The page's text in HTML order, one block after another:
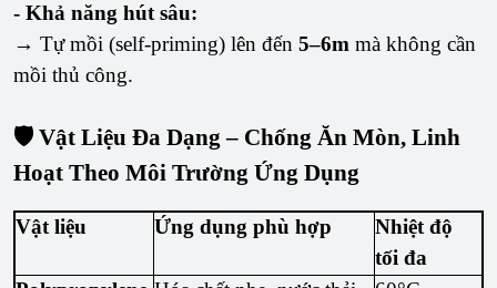
- Khả năng hút sâu:
→ Tự mồi (self-priming) lên đến 5–6m mà không cần
mồi thủ công.
🛡️ Vật Liệu Đa Dạng – Chống Ăn Mòn, Linh
Hoạt Theo Môi Trường Ứng Dụng
Vật liệu Ứng dụng phù hợp
Nhiệt độ
tối đa